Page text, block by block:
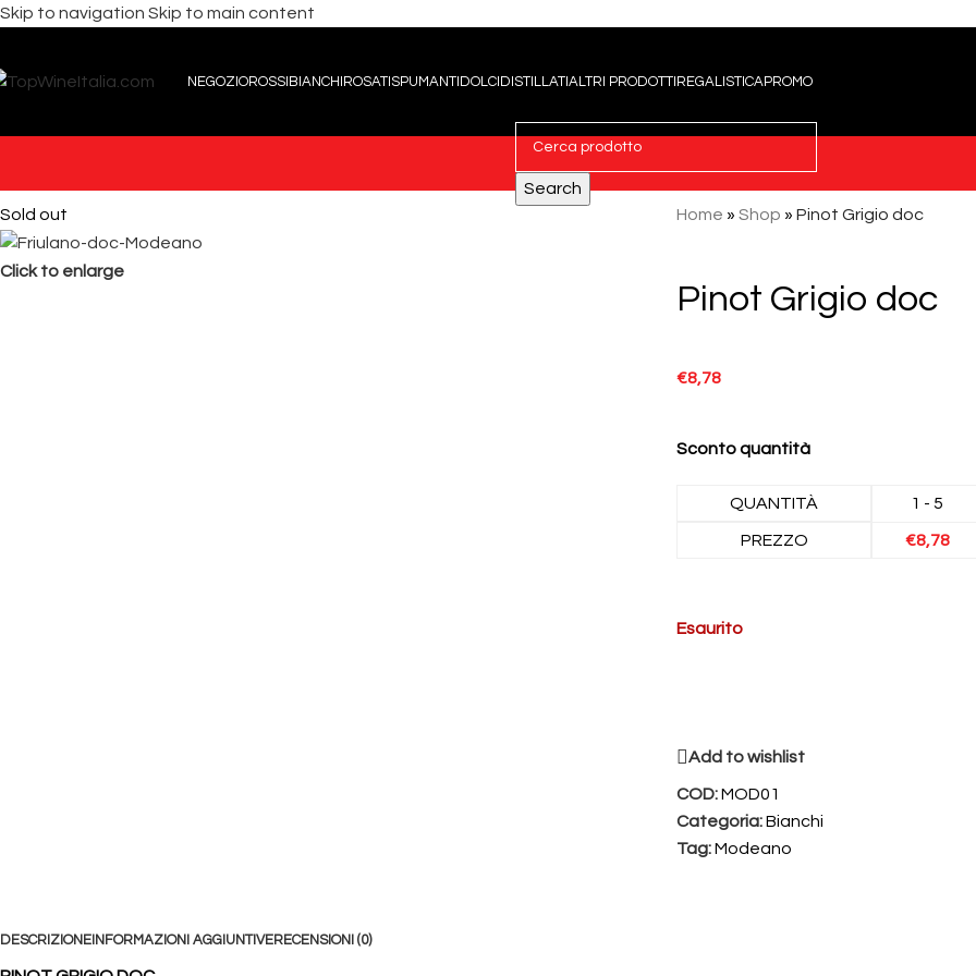
Skip to navigation Skip to main content
NEGOZIOROSSI BIANCHI ROSATI SPUMANTI DOLCI DISTILLATI ALTRI PRODOTTI REGALISTICAPROMO
Search
Sold out
Click to enlarge
Home » Shop » Pinot Grigio doc
Pinot Grigio doc
€8,78
Sconto quantità
QUANTITÀ 1 - 5
PREZZO €8,78
Esaurito
Add to wishlist
COD:MOD01
Categoria:Bianchi
Tag:Modeano
DESCRIZIONE INFORMAZIONI AGGIUNTIVERECENSIONI (0)